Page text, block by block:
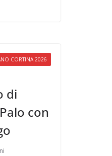
CORTINA 2026
di
con